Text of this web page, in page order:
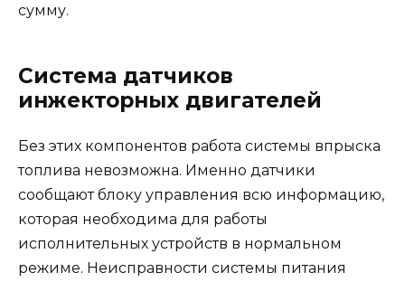
сумму.
Система датчиков
инжекторных двигателей
Без этих компонентов работа системы впрыска
топлива невозможна. Именно датчики
сообщают блоку управления всю информацию,
которая необходима для работы
исполнительных устройств в нормальном
режиме. Неисправности системы питания